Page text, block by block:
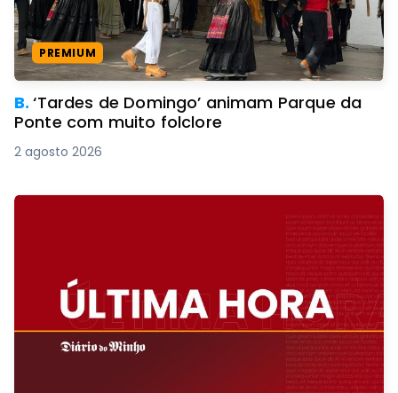
PREMIUM
B.‘Tardes de Domingo’ animam Parque da
Ponte com muito folclore
2 agosto 2026